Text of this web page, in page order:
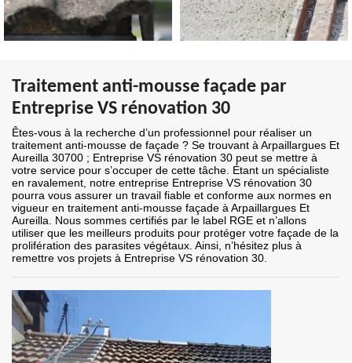
Traitement anti-mousse façade par
Entreprise VS rénovation 30
Êtes-vous à la recherche d’un professionnel pour réaliser un
traitement anti-mousse de façade ? Se trouvant à Arpaillargues Et
Aureilla 30700 ; Entreprise VS rénovation 30 peut se mettre à
votre service pour s’occuper de cette tâche. Étant un spécialiste
en ravalement, notre entreprise Entreprise VS rénovation 30
pourra vous assurer un travail fiable et conforme aux normes en
vigueur en traitement anti-mousse façade à Arpaillargues Et
Aureilla. Nous sommes certifiés par le label RGE et n’allons
utiliser que les meilleurs produits pour protéger votre façade de la
prolifération des parasites végétaux. Ainsi, n’hésitez plus à
remettre vos projets à Entreprise VS rénovation 30.